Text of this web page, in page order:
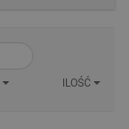
ILOŚĆ